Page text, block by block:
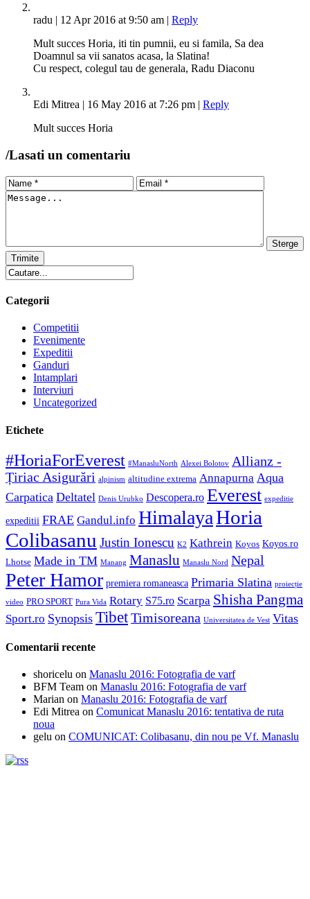
radu | 12 Apr 2016 at 9:50 am | Reply
Mult succes Horia, iti tin pumnii, eu si famila, Sa dea
Doamnul sa vii sanatos acasa, la Slatina!
Cu respect, colegul tau de generala, Radu Diaconu
Edi Mitrea | 16 May 2016 at 7:26 pm | Reply
Mult succes Horia
/Lasati un comentariu
Categorii
Competitii
Evenimente
Expeditii
Ganduri
Intamplari
Interviuri
Uncategorized
Etichete
#HoriaForEverest #ManasluNorth Alexei Bolotov Allianz -
Țiriac Asigurări alpinism altitudine extrema Annapurna Aqua
Carpatica Deltatel Denis Urubko Descopera.ro Everest expeditie
expeditii FRAE Gandul.info HimalayaHoria
Colibasanu Justin Ionescu K2 Kathrein Koyos Koyos.ro
Lhotse Made in TM Manang Manaslu Manaslu Nord Nepal
Peter Hamor premiera romaneasca Primaria Slatina proiecție
video PRO SPORT Pura Vida Rotary S75.ro Scarpa Shisha Pangma
Sport.ro Synopsis TibetTimisoreana Universitatea de Vest Vitas
Comentarii recente
shoricelu on Manaslu 2016: Fotografia de varf
BFM Team on Manaslu 2016: Fotografia de varf
Marian on Manaslu 2016: Fotografia de varf
Edi Mitrea on Comunicat Manaslu 2016: tentativa de ruta
noua
gelu on COMUNICAT: Colibasanu, din nou pe Vf. Manaslu